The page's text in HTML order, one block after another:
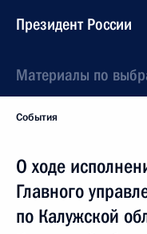
Президент России
Материалы по
События
О ходе
Главного
по Калужской